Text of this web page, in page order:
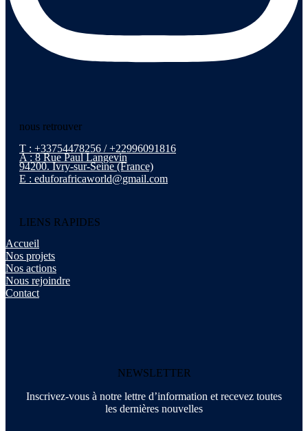
nous retrouver
T : +33754478256 / +22996091816
A : 8 Rue Paul Langevin
94200. Ivry-sur-Seine (France)
E : eduforafricaworld@gmail.com
LIENS RAPIDES
Accueil
Nos projets
Nos actions
Nous rejoindre
Contact
NEWSLETTER
Inscrivez-vous à notre lettre d’information et recevez toutes
les dernières nouvelles